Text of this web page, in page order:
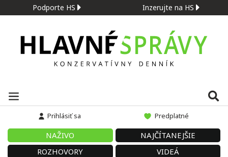
Podporte HS Inzerujte na HS
Prihlásiť sa Predplatné
NAŽIVO
NAJČÍTANEJŠIE
ROZHOVORY
VIDEÁ